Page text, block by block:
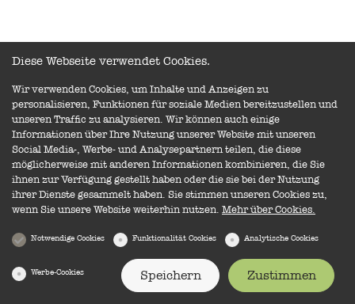
Diese Webseite verwendet Cookies.
Wir verwenden Cookies, um Inhalte und Anzeigen zu
personalisieren, Funktionen für soziale Medien bereitzustellen und
unseren Traffic zu analysieren. Wir können auch einige
Informationen über Ihre Nutzung unserer Website mit unseren
Social Media-, Werbe- und Analysepartnern teilen, die diese
möglicherweise mit anderen Informationen kombinieren, die Sie
ihnen zur Verfügung gestellt haben oder die sie bei der Nutzung
ihrer Dienste gesammelt haben. Sie stimmen unseren Cookies zu,
wenn Sie unsere Website weiterhin nutzen. Mehr über Cookies.
Notwendige Cookies Funktionalität Cookies Analytische Cookies
Werbe-Cookies Zustimmen
Speichern